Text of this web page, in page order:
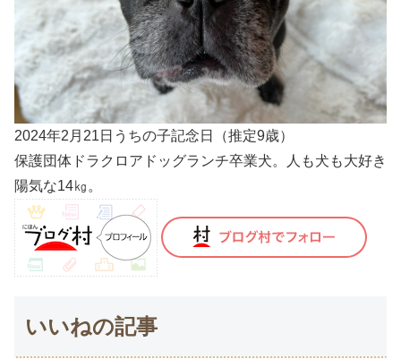
2024年2月21日うちの子記念日（推定9歳）
保護団体ドラクロアドッグランチ卒業犬。人も犬も大好き
陽気な14㎏。
いいねの記事